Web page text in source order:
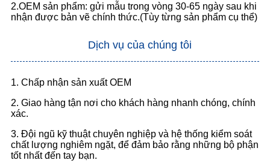
2.OEM sản phẩm: gửi mẫu trong vòng 30-65 ngày sau khi
nhận được bản vẽ chính thức.(Tùy từng sản phẩm cụ thể)
Dịch vụ của chúng tôi
1. Chấp nhận sản xuất OEM
2. Giao hàng tận nơi cho khách hàng nhanh chóng, chính
xác.
3. Đội ngũ kỹ thuật chuyên nghiệp và hệ thống kiểm soát
chất lượng nghiêm ngặt, để đảm bảo rằng những bộ phận
tốt nhất đến tay bạn.